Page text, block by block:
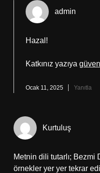
admin
Hazal!
Katkınız yazıya
Ocak 11, 2025 Yanıtla
Kurtuluş
Metnin dili tutarlı;
örnekler yer yer tekrar